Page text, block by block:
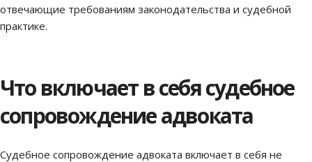
отвечающие требованиям законодательства и судебной
практике.
Что включает в себя судебное
сопровождение адвоката
Судебное сопровождение адвоката включает в себя не